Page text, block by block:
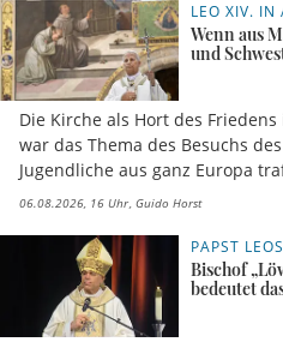
LEO XIV. IN
Wenn aus
und
Die Kirche als Hort des
war das Thema des Besuchs
Jugendliche aus ganz Europa
06.08.2026, 16 Uhr Guido Horst
PAPST
Bischof
bedeutet